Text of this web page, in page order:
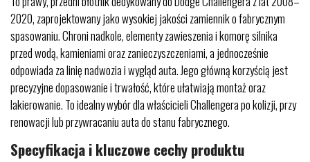
2020, zaprojektowany jako wysokiej jakości zamiennik o fabrycznym
spasowaniu. Chroni nadkole, elementy zawieszenia i komorę silnika
przed wodą, kamieniami oraz zanieczyszczeniami, a jednocześnie
odpowiada za linię nadwozia i wygląd auta. Jego główną korzyścią jest
precyzyjne dopasowanie i trwałość, które ułatwiają montaż oraz
lakierowanie. To idealny wybór dla właścicieli Challengera po kolizji, przy
renowacji lub przywracaniu auta do stanu fabrycznego.
Specyfikacja i kluczowe cechy produktu